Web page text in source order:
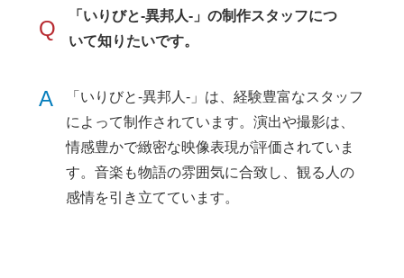
Q
「いりびと-異邦人-」の制作スタッフにつ
いて知りたいです。
A
「いりびと-異邦人-」は、経験豊富なスタッフ
によって制作されています。演出や撮影は、
情感豊かで緻密な映像表現が評価されていま
す。音楽も物語の雰囲気に合致し、観る人の
感情を引き立てています。